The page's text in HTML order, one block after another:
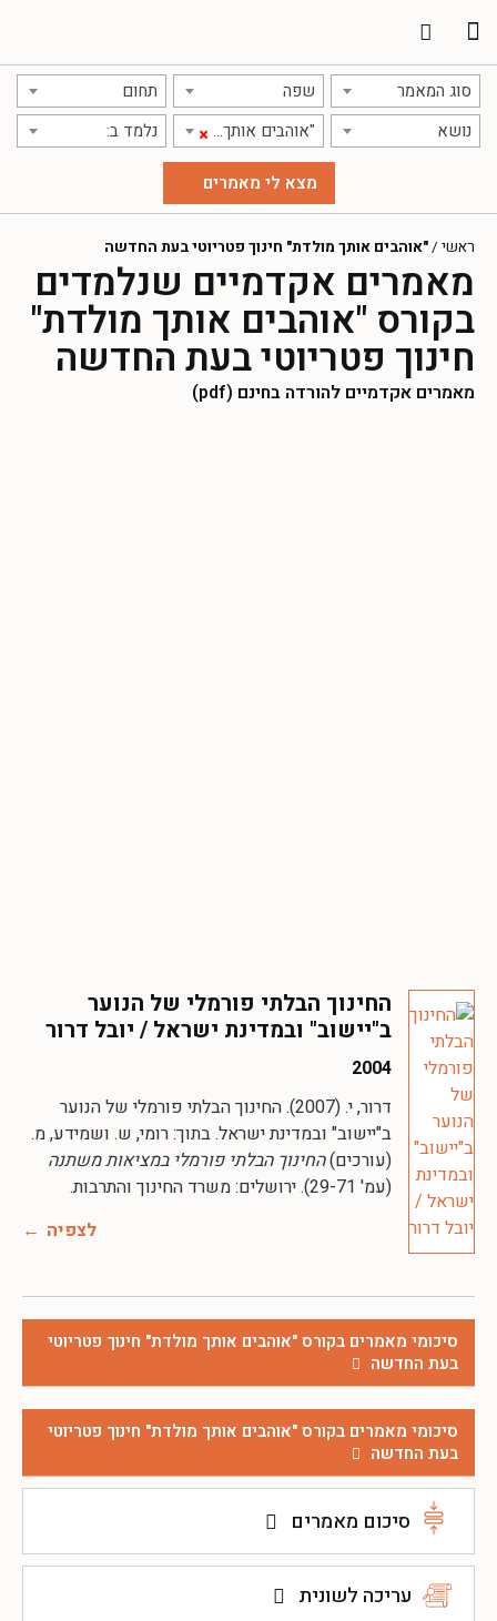
סוג המאמר שפה
תחום
נושא
× "אוהבים אותך מולדת" חינוך פטריוטי בעת החדשה נלמד ב:
סיכומי מאמרים בקורס "אוהבים אותך מולדת" חינוך פטריוטי
בעת החדשה
סיכום מאמרים
עריכה לשונית
ראשי /"אוהבים אותך מולדת" חינוך פטריוטי בעת החדשה
מאמרים אקדמיים שנלמדים
בקורס "אוהבים אותך מולדת"
חינוך פטריוטי בעת החדשה
מאמרים אקדמיים להורדה בחינם (pdf)
החינוך הבלתי פורמלי של הנוער
ב"יישוב" ובמדינת ישראל / יובל דרור
2004
דרור, י. (2007). החינוך הבלתי פורמלי של הנוער
ב"יישוב" ובמדינת ישראל. בתוך: רומי, ש. ושמידע, מ.
(עורכים)החינוך הבלתי פורמלי במציאות משתנה
(עמ' 29-71). ירושלים: משרד החינוך והתרבות.
לצפיה
סיכומי מאמרים בקורס "אוהבים אותך מולדת" חינוך פטריוטי
בעת החדשה